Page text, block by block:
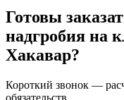
Готовы
надгробия на
Хакавар?
Короткий звонок —